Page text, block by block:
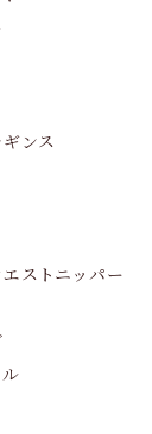
ンス
ストニッパー